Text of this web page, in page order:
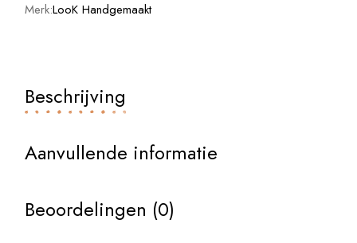
Merk:LooK Handgemaakt
Beschrijving
Aanvullende informatie
Beoordelingen (0)